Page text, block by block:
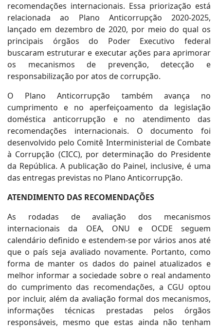
recomendações internacionais. Essa priorização está
relacionada ao Plano Anticorrupção 2020-2025,
lançado em dezembro de 2020, por meio do qual os
principais órgãos do Poder Executivo federal
buscaram estruturar e executar ações para aprimorar
os mecanismos de prevenção, detecção e
responsabilização por atos de corrupção.
O Plano Anticorrupção também avança no
cumprimento e no aperfeiçoamento da legislação
doméstica anticorrupção e no atendimento das
recomendações internacionais. O documento foi
desenvolvido pelo Comitê Interministerial de Combate
à Corrupção (CICC), por determinação do Presidente
da República. A publicação do Painel, inclusive, é uma
das entregas previstas no Plano Anticorrupção.
ATENDIMENTO DAS RECOMENDAÇÕES
As rodadas de avaliação dos mecanismos
internacionais da OEA, ONU e OCDE seguem
calendário definido e estendem-se por vários anos até
que o país seja avaliado novamente. Portanto, como
forma de manter os dados do painel atualizados e
melhor informar a sociedade sobre o real andamento
do cumprimento das recomendações, a CGU optou
por incluir, além da avaliação formal dos mecanismos,
informações técnicas prestadas pelos órgãos
responsáveis, mesmo que estas ainda não tenham